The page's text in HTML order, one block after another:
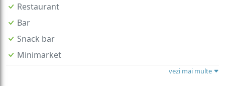
Restaurant
Bar
Snack bar
Minimarket
vezi mai multe